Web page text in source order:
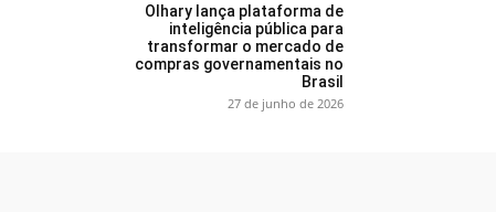
Olhary lança plataforma de
inteligência pública para
transformar o mercado de
compras governamentais no
Brasil
27 de junho de 2026